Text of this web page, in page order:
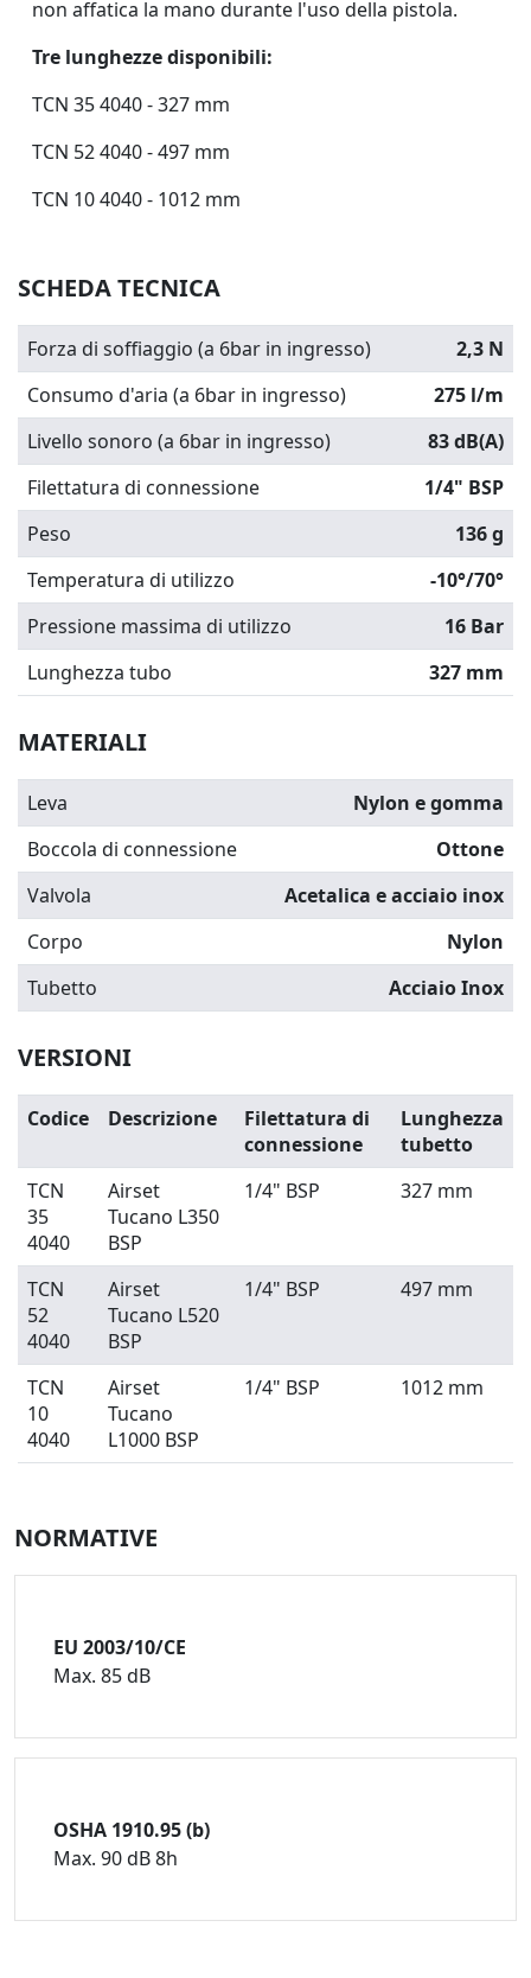
non affatica la mano durante l'uso della pistola.
Tre lunghezze disponibili:
TCN 35 4040 - 327 mm
TCN 52 4040 - 497 mm
TCN 10 4040 - 1012 mm
SCHEDA TECNICA
Forza di soffiaggio (a 6bar in ingresso)
2,3 N
Consumo d'aria (a 6bar in ingresso)
275 l/m
Livello sonoro (a 6bar in ingresso)
83 dB(A)
Filettatura di connessione
1/4" BSP
Peso
136 g
Temperatura di utilizzo
-10°/70°
Pressione massima di utilizzo
16 Bar
Lunghezza tubo
327 mm
MATERIALI
Leva
Nylon e gomma
Boccola di connessione
Ottone
Valvola
Acetalica e acciaio inox
Corpo
Nylon
Tubetto
Acciaio Inox
VERSIONI
Codice Descrizione
Filettatura di
connessione
Lunghezza
tubetto
TCN
35
4040
Airset
Tucano L350
BSP
1/4" BSP 327 mm
TCN
52
4040
Airset
Tucano L520
BSP
1/4" BSP 497 mm
TCN
10
4040
Airset
Tucano
L1000 BSP
1/4" BSP 1012 mm
NORMATIVE
EU 2003/10/CE
Max. 85 dB
OSHA 1910.95 (b)
Max. 90 dB 8h